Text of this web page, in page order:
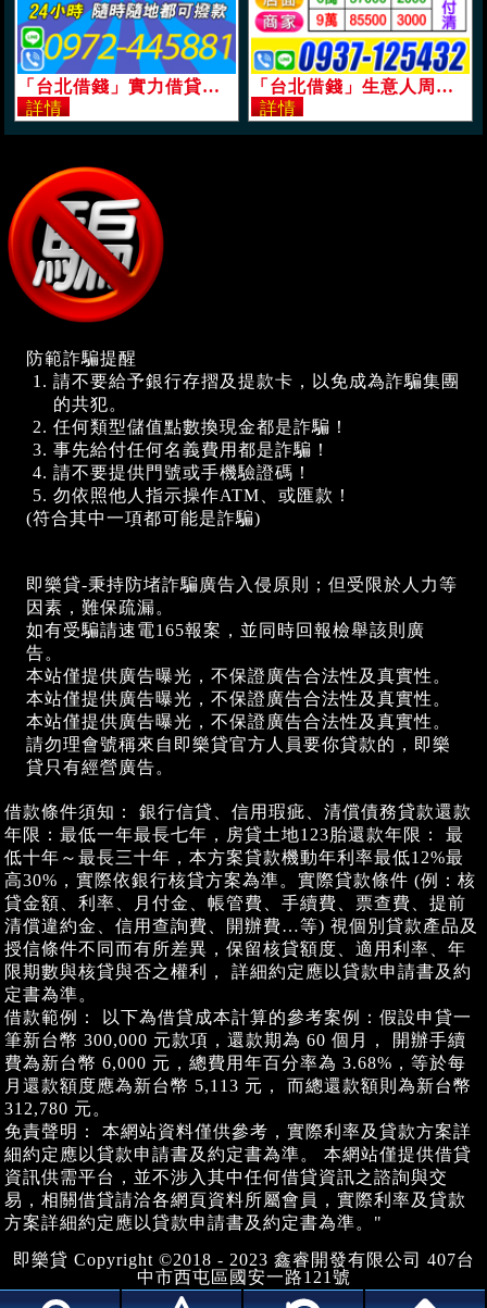
「台北借錢」實力借貸，你來就借，24H隨時隨地可撥款，提款快速，1萬內日息可低至10元，不限職業「即樂貸」 「台北借錢」生意人周轉互助會，小額便利借貸，分期攤還，9萬，30天可還清「即樂貸」
防範詐騙提醒
請不要給予銀行存摺及提款卡，以免成為詐騙集團
的共犯。
任何類型儲值點數換現金都是詐騙！
事先給付任何名義費用都是詐騙！
請不要提供門號或手機驗證碼！
勿依照他人指示操作ATM、或匯款！
(符合其中一項都可能是詐騙)
即樂貸-秉持防堵詐騙廣告入侵原則；但受限於人力等
因素，難保疏漏。
如有受騙請速電165報案，並同時回報檢舉該則廣
告。
本站僅提供廣告曝光，不保證廣告合法性及真實性。
本站僅提供廣告曝光，不保證廣告合法性及真實性。
本站僅提供廣告曝光，不保證廣告合法性及真實性。
請勿理會號稱來自即樂貸官方人員要你貸款的，即樂
貸只有經營廣告。
借款條件須知： 銀行信貸、信用瑕疵、清償債務貸款還款
年限：最低一年最長七年，房貸土地123胎還款年限： 最
低十年～最長三十年，本方案貸款機動年利率最低12%最
高30%，實際依銀行核貸方案為準。實際貸款條件 (例：核
貸金額、利率、月付金、帳管費、手續費、票查費、提前
清償違約金、信用查詢費、開辦費…等) 視個別貸款產品及
授信條件不同而有所差異，保留核貸額度、適用利率、年
限期數與核貸與否之權利， 詳細約定應以貸款申請書及約
定書為準。
借款範例： 以下為借貸成本計算的參考案例：假設申貸一
筆新台幣 300,000 元款項，還款期為 60 個月， 開辦手續
費為新台幣 6,000 元，總費用年百分率為 3.68%，等於每
月還款額度應為新台幣 5,113 元， 而總還款額則為新台幣
312,780 元。
免責聲明： 本網站資料僅供參考，實際利率及貸款方案詳
細約定應以貸款申請書及約定書為準。 本網站僅提供借貸
資訊供需平台，並不涉入其中任何借貸資訊之諮詢與交
易，相關借貸請洽各網頁資料所屬會員，實際利率及貸款
方案詳細約定應以貸款申請書及約定書為準。"
即樂貸 Copyright ©2018 - 2023 鑫睿開發有限公司 407台
中市西屯區國安一路121號